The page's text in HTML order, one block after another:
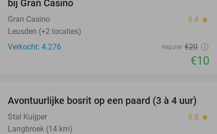
bij Gran Casino
Gran Casino 9.4 star
Leusden (+2 locaties)
Verkocht: 4.276
Regulier €20
€10
35%
Avontuurlijke bosrit op een paard (3 à 4 uur)
Stal Kuijper 9.8 star
Langbroek (14 km)